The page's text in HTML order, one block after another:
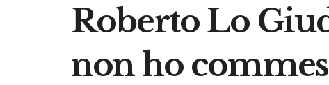
Roberto Lo
non ho